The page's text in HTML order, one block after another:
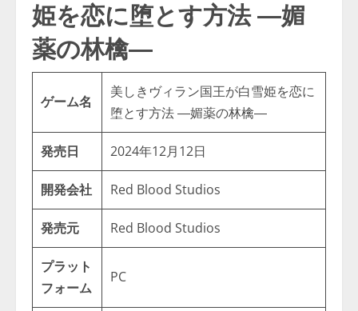
姫を恋に堕とす方法 ―媚
薬の林檎―
ゲーム名
美しきヴィラン国王が白雪姫を恋に
堕とす方法 ―媚薬の林檎―
発売日 2024年12月12日
開発会社 Red Blood Studios
発売元 Red Blood Studios
プラット
フォーム
PC